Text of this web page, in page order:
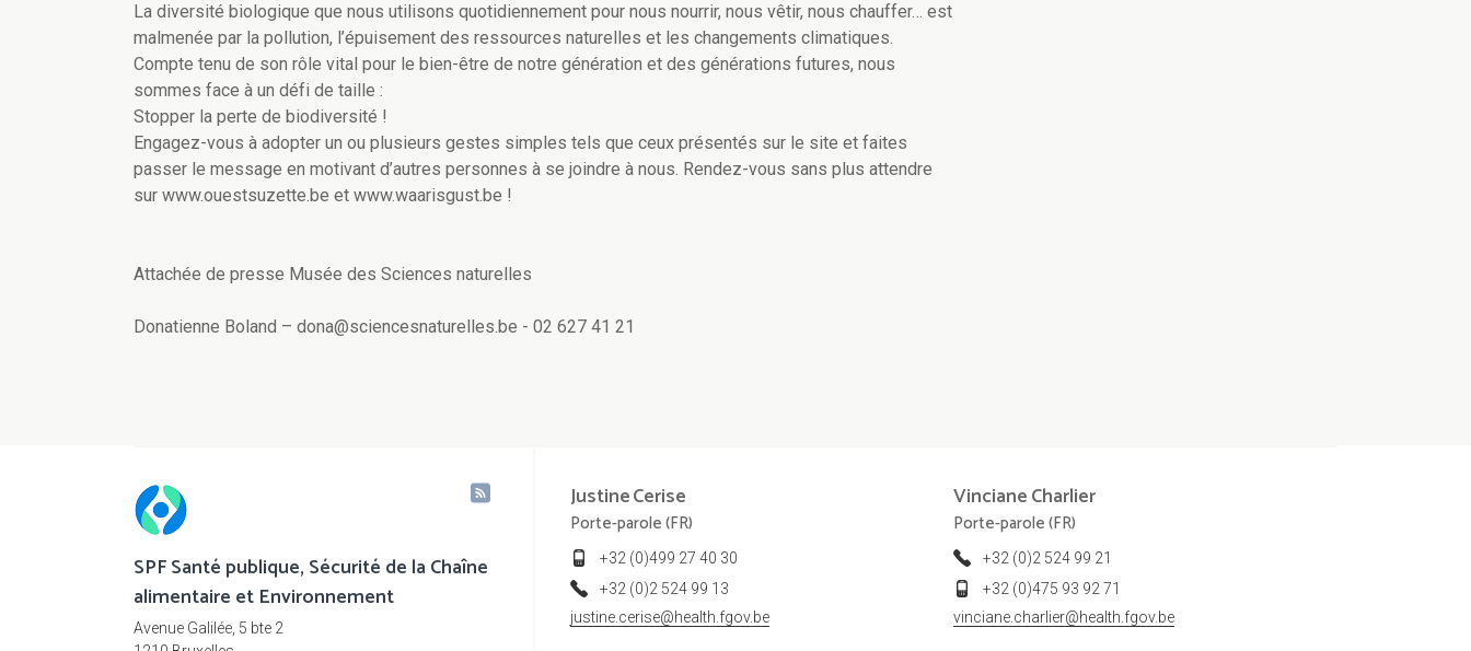
La diversité biologique que nous utilisons quotidiennement pour nous nourrir, nous vêtir, nous chauffer… est
malmenée par la pollution, l’épuisement des ressources naturelles et les changements climatiques.
Compte tenu de son rôle vital pour le bien-être de notre génération et des générations futures, nous
sommes face à un défi de taille :
Stopper la perte de biodiversité !
Engagez-vous à adopter un ou plusieurs gestes simples tels que ceux présentés sur le site et faites
passer le message en motivant d’autres personnes à se joindre à nous. Rendez-vous sans plus attendre
sur www.ouestsuzette.be et www.waarisgust.be !
Attachée de presse Musée des Sciences naturelles
Donatienne Boland – dona@sciencesnaturelles.be - 02 627 41 21
SPF Santé publique, Sécurité de la Chaîne
alimentaire et Environnement
Avenue Galilée, 5 bte 2
JustineCerise
Porte-parole (FR)
+32 (0)499 27 40 30
+32 (0)2 524 99 13
justine.cerise@health.fgov.be
VincianeCharlier
Porte-parole (FR)
+32 (0)2 524 99 21
+32 (0)475 93 92 71
vinciane.charlier@health.fgov.be